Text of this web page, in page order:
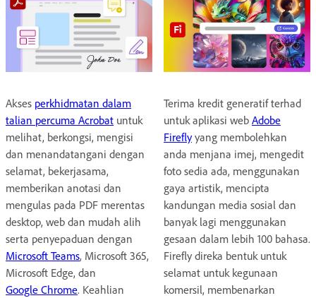
Akses perkhidmatan dalam
talian percuma Acrobat untuk
melihat, berkongsi, mengisi
dan menandatangani dengan
selamat, bekerjasama,
memberikan anotasi dan
mengulas pada PDF merentas
desktop, web dan mudah alih
serta penyepaduan dengan
Microsoft Teams, Microsoft 365,
Microsoft Edge, dan
Google Chrome. Keahlian
Terima kredit generatif terhad
untuk aplikasi web Adobe
Fireflyyang membolehkan
anda menjana imej, mengedit
foto sedia ada, menggunakan
gaya artistik, mencipta
kandungan media sosial dan
banyak lagi menggunakan
gesaan dalam lebih 100 bahasa.
Firefly direka bentuk untuk
selamat untuk kegunaan
komersil, membenarkan